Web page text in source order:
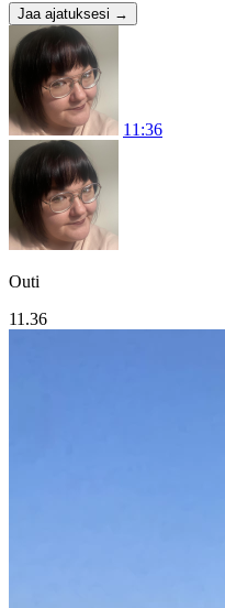
Jaa ajatuksesi →
11:36
Outi
11.36